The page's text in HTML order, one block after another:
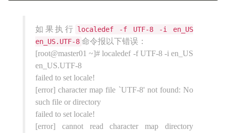
如果执行 localedef -f UTF-8 -i en_US
en_US.UTF-8 命令报以下错误：
[root@master01 ~]# localedef -f UTF-8 -i en_US
en_US.UTF-8
failed to set locale!
[error] character map file `UTF-8' not found: No
such file or directory
failed to set locale!
[error] cannot read character map directory